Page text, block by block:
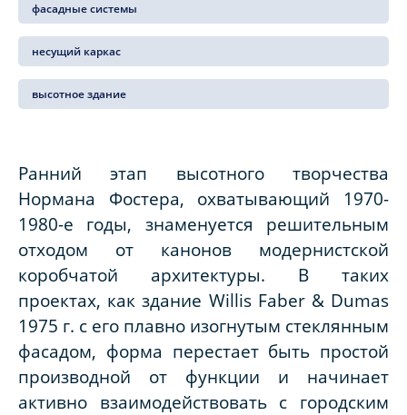
фасадные системы
несущий каркас
высотное здание
Ранний этап высотного творчества
Нормана Фостера, охватывающий 1970-
1980-е годы, знаменуется решительным
отходом от канонов модернистской
коробчатой архитектуры. В таких
проектах, как здание Willis Faber & Dumas
1975 г. с его плавно изогнутым стеклянным
фасадом, форма перестает быть простой
производной от функции и начинает
активно взаимодействовать с городским